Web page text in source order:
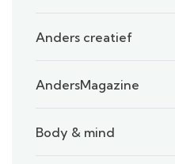
Anders creatief
AndersMagazine
Body & mind